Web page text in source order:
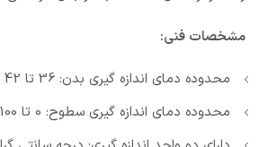
مشخصات فنی:
محدوده دمای اندازه گیری بدن: 36 تا 42 درجه سانتی گراد
محدوده دمای اندازه گیری سطوح: 0 تا 100 درجه سانتی گراد